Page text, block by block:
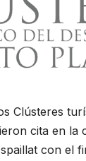
Clústeres
cita en la
con el